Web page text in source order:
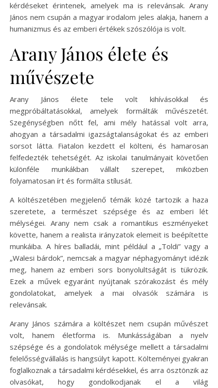
kérdéseket érintenek, amelyek ma is relevánsak. Arany
János nem csupán a magyar irodalom jeles alakja, hanem a
humanizmus és az emberi értékek szószólója is volt.
Arany János élete és
művészete
Arany János élete tele volt kihívásokkal és
megpróbáltatásokkal, amelyek formálták művészetét.
Szegénységben nőtt fel, ami mély hatással volt arra,
ahogyan a társadalmi igazságtalanságokat és az emberi
sorsot látta. Fiatalon kezdett el költeni, és hamarosan
felfedezték tehetségét. Az iskolai tanulmányait követően
különféle munkákban vállalt szerepet, miközben
folyamatosan írt és formálta stílusát.
A költészetében megjelenő témák közé tartozik a haza
szeretete, a természet szépsége és az emberi lét
mélységei. Arany nem csak a romantikus eszményeket
követte, hanem a realista irányzatok elemeit is beépítette
munkáiba. A híres balladái, mint például a „Toldi” vagy a
„Walesi bárdok”, nemcsak a magyar néphagyományt idézik
meg, hanem az emberi sors bonyolultságát is tükrözik.
Ezek a művek egyaránt nyújtanak szórakozást és mély
gondolatokat, amelyek a mai olvasók számára is
relevánsak.
Arany János számára a költészet nem csupán művészet
volt, hanem életforma is. Munkásságában a nyelv
szépsége és a gondolatok mélysége mellett a társadalmi
felelősségvállalás is hangsúlyt kapott. Költeményei gyakran
foglalkoznak a társadalmi kérdésekkel, és arra ösztönzik az
olvasókat, hogy gondolkodjanak el a világ